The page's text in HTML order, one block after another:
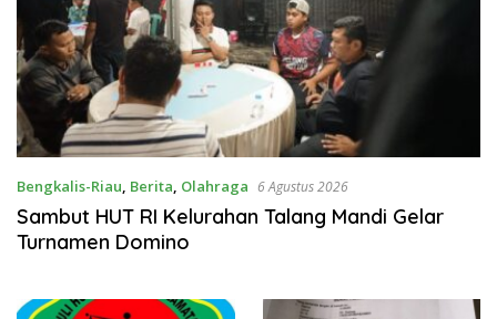
Bengkalis-Riau, Berita, Olahraga 6 Agustus 2026
Sambut HUT RI Kelurahan Talang Mandi Gelar
Turnamen Domino